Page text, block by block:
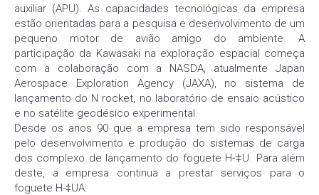
auxiliar (APU). As capacidades tecnológicas da empresa
estão orientadas para a pesquisa e desenvolvimento de um
pequeno motor de avião amigo do ambiente. A
participação da Kawasaki na exploração espacial começa
com a colaboração com a NASDA, atualmente Japan
Aerospace Exploration Agency (JAXA), no sistema de
lançamento do N rocket, no laboratório de ensaio acústico
e no satélite geodésico experimental.
Desde os anos 90 que a empresa tem sido responsável
pelo desenvolvimento e produção do sistemas de carga
dos complexo de lançamento do foguete H-‡U. Para além
deste, a empresa continua a prestar serviços para o
foguete H-‡UA.